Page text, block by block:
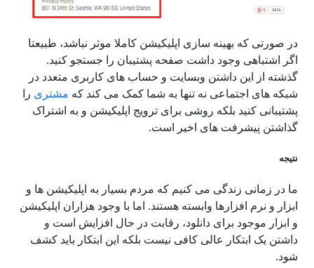
در صورتی که بهینه سازی اپلیکیشن کاملا موثر نباشد، طبیعتا
اگر اشتباهی وجود داشت صفحه پشتیبان را جستجو کنید.
گذشته از این داشتن وبسایت و حساب های کاربری متعدد در
شبکه های اجتماعی نه تنها به شما کمک می کند که مشتری را
پشتیبانی کنید بلکه روشی برای ترویج اپلیکیشن و به اشتراک
گذاشتن پیشرفت های اخیر است.
نتیجه
ما در زمانی زندگی می کنیم که مردم بسیار به اپلیکیشن ها و
ابزار و نرم افزارها وابسته هستند. اما با وجود هزاران اپلیکیشن
و ابزار موجود برای دانلود، رقابت در حال افزایش است و
داشتن یک ابتکار عالی کافی نیست بلکه این ابتکار باید کشف
شود.